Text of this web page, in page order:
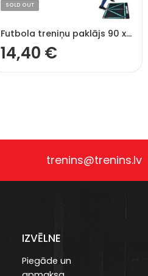
Futbola treniņu paklājs 90 x 60cm, neslīdošs
SOLD OUT
14,40 €
trenins@trenins.lv
IZVĒLNE
Piegāde un